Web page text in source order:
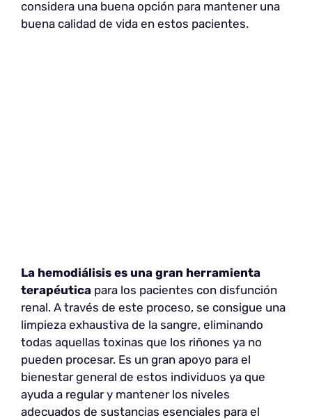
considera una buena opción para mantener una
buena calidad de vida en estos pacientes.
La hemodiálisis es una gran herramienta
terapéutica para los pacientes con disfunción
renal. A través de este proceso, se consigue una
limpieza exhaustiva de la sangre, eliminando
todas aquellas toxinas que los riñones ya no
pueden procesar. Es un gran apoyo para el
bienestar general de estos individuos ya que
ayuda a regular y mantener los niveles
adecuados de sustancias esenciales para el